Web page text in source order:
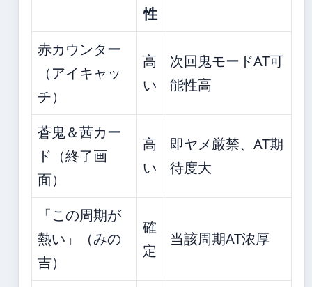
性
赤カウンター
（アイキャッ
チ）
高
い
次回鬼モードAT可
能性高
蒼鬼＆茜カー
ド（終了画
面）
高
い
即ヤメ厳禁、AT期
待度大
「この周期が
熱い」（みの
吉）
確
定
当該周期AT浓厚